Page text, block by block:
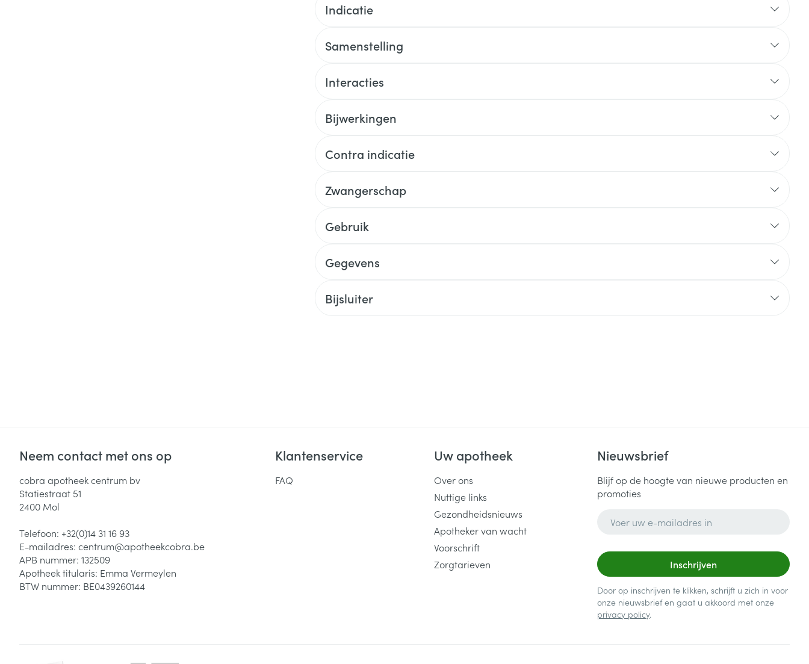
Indicatie
Samenstelling
Interacties
Bijwerkingen
Contra indicatie
Zwangerschap
Gebruik
Gegevens
Bijsluiter
Neem contact met ons op
cobra apotheek centrum bv
Statiestraat 51
2400 Mol
Telefoon: +32(0)14 31 16 93
E-mailadres: centrum@apotheekcobra.be
APB nummer: 132509
Apotheek titularis: Emma Vermeylen
BTW nummer: BE0439260144
Klantenservice
FAQ
Uw apotheek
Over ons
Nuttige links
Gezondheidsnieuws
Apotheker van wacht
Voorschrift
Zorgtarieven
Nieuwsbrief
Blijf op de hoogte van nieuwe producten en
promoties
Inschrijven
Door op inschrijven te klikken, schrijft u zich in voor
onze nieuwsbrief en gaat u akkoord met onze
privacy policy.